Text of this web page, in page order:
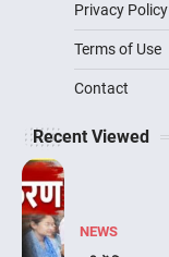
Privacy Policy
Terms of Use
Contact
Recent Viewed
NEWS